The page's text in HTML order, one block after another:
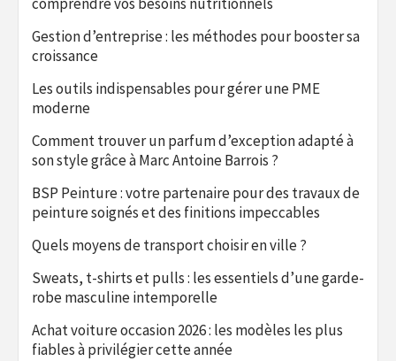
Gestion d’entreprise : les méthodes pour booster sa
croissance
Les outils indispensables pour gérer une PME
moderne
Comment trouver un parfum d’exception adapté à
son style grâce à Marc Antoine Barrois ?
BSP Peinture : votre partenaire pour des travaux de
peinture soignés et des finitions impeccables
Quels moyens de transport choisir en ville ?
Sweats, t-shirts et pulls : les essentiels d’une garde-
robe masculine intemporelle
Achat voiture occasion 2026 : les modèles les plus
fiables à privilégier cette année